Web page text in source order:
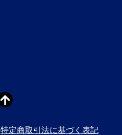
特定商取引法に基づく表記